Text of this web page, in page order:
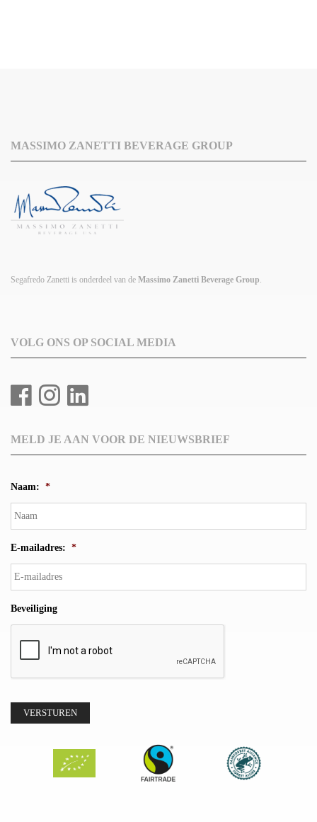
MASSIMO ZANETTI BEVERAGE GROUP
Segafredo Zanetti is onderdeel van de Massimo Zanetti Beverage Group.
VOLG ONS OP SOCIAL MEDIA
MELD JE AAN VOOR DE NIEUWSBRIEF
Naam: *
E-mailadres: *
Beveiliging
VERSTUREN